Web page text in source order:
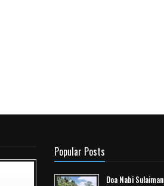
Popular Posts
Doa Nabi Sulaiman